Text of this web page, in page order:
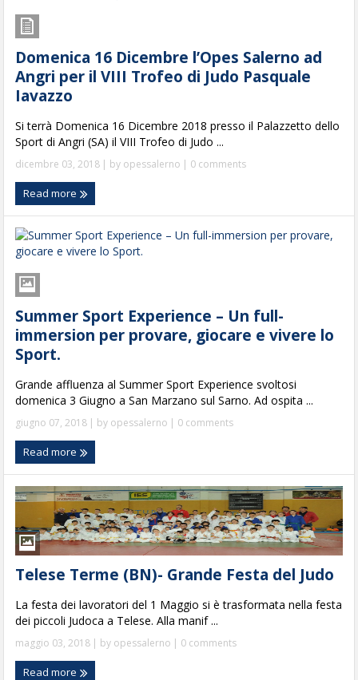
Domenica 16 Dicembre l’Opes Salerno ad
Angri per il VIII Trofeo di Judo Pasquale
Iavazzo
Si terrà Domenica 16 Dicembre 2018 presso il Palazzetto dello
Sport di Angri (SA) il VIII Trofeo di Judo ...
dicembre 03, 2018 | by opessalerno | 0 comments
Read more
Summer Sport Experience – Un full-
immersion per provare, giocare e vivere lo
Sport.
Grande affluenza al Summer Sport Experience svoltosi
domenica 3 Giugno a San Marzano sul Sarno. Ad ospita ...
giugno 07, 2018 | by opessalerno | 0 comments
Read more
Telese Terme (BN)- Grande Festa del Judo
La festa dei lavoratori del 1 Maggio si è trasformata nella festa
dei piccoli Judoca a Telese. Alla manif ...
maggio 03, 2018 | by opessalerno | 0 comments
Read more